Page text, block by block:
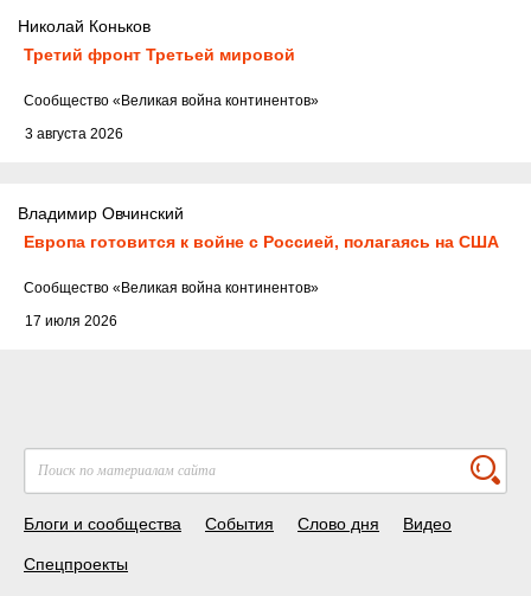
Николай Коньков
Третий фронт Третьей мировой
3 августа 2026
Cообщество «Великая война континентов»
Владимир Овчинский
Европа готовится к войне с Россией, полагаясь на США
17 июля 2026
Cообщество «Великая война континентов»
Блоги и сообщества События Слово дня Видео
Спецпроекты